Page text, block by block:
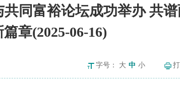
同富裕论坛成功举办 共
篇章‌(2025-06-16)
字号： 大 中 小